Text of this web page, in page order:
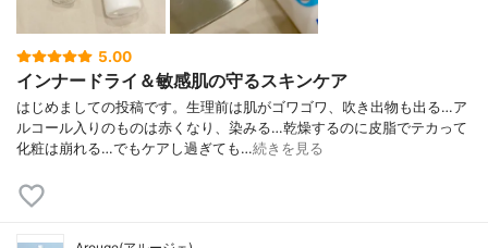
5.00
インナードライ＆敏感肌の守るスキンケア
はじめましての投稿です。生理前は肌がゴワゴワ、吹き出物も出る…ア
ルコール入りのものは赤くなり、染みる…乾燥するのに皮脂でテカって
化粧は崩れる…でもケアし過ぎても…続きを見る